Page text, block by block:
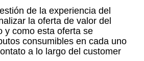
de la experiencia del
la oferta de valor del
y como esta oferta se
consumibles en cada uno
a lo largo del customer